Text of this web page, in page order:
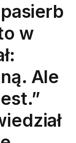
w
Ale